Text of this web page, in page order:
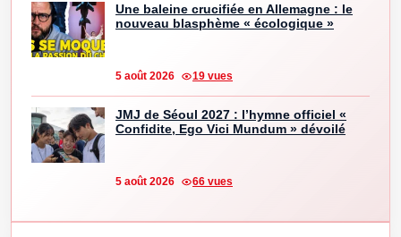
Une baleine crucifiée en Allemagne : le
nouveau blasphème « écologique »
5 août 2026 19 vues
JMJ de Séoul 2027 : l’hymne officiel «
Confidite, Ego Vici Mundum » dévoilé
5 août 2026 66 vues